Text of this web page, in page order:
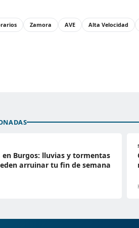
Zamora AVE Alta Velocidad
Burgos: lluvias y tormentas
arruinar tu fin de semana